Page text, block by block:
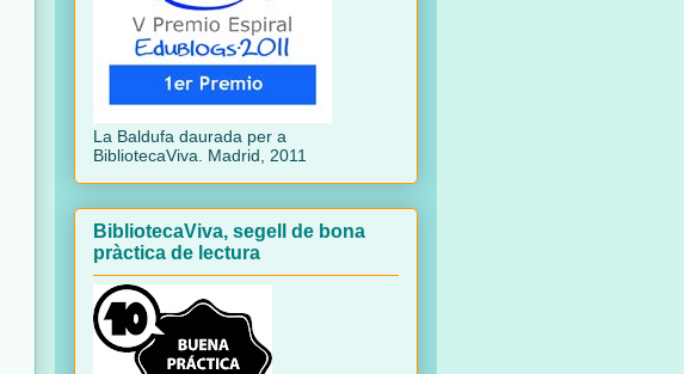
La Baldufa daurada per a
BibliotecaViva. Madrid, 2011
BibliotecaViva, segell de bona
pràctica de lectura